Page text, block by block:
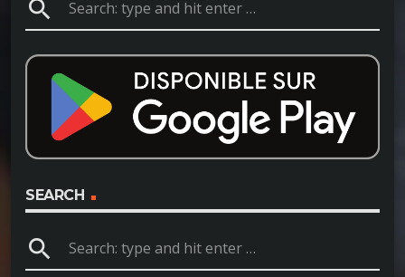
search
SEARCH
search